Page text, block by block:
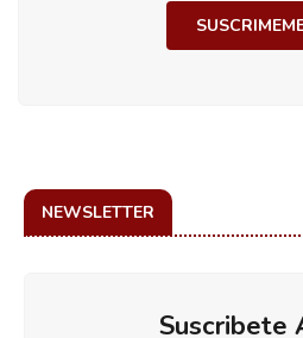
NEWSLETTER
Suscribete